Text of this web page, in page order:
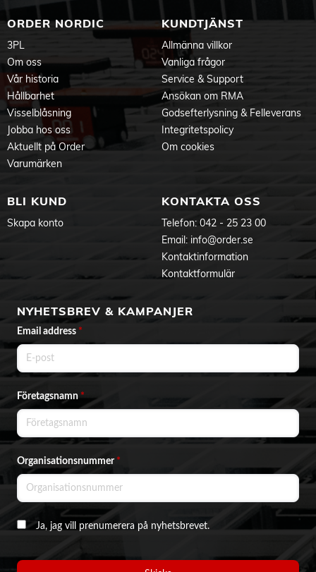
ORDER NORDIC
3PL
Om oss
Vår historia
Hållbarhet
Visselblåsning
Jobba hos oss
Aktuellt på Order
Varumärken
KUNDTJÄNST
Allmänna villkor
Vanliga frågor
Service & Support
Ansökan om RMA
Godsefterlysning & Felleverans
Integritetspolicy
Om cookies
BLI KUND
Skapa konto
KONTAKTA OSS
Telefon: 042 - 25 23 00
Email: info@order.se
Kontaktinformation
Kontaktformulär
NYHETSBREV & KAMPANJER
Email address *
Företagsnamn*
Organisationsnummer *
Ja, jag vill prenumerera på nyhetsbrevet.